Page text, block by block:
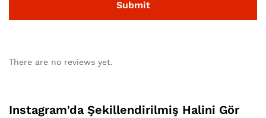
There are no reviews yet.
Instagram'da Şekillendirilmiş Halini Gör